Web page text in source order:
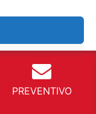
si presentano
refrigeranti,
per la
impianto
negli
PREVENTIVO